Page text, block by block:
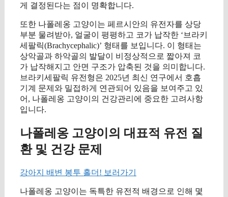
게 결정된다는 점이 명확합니다.
또한 나폴레옹 고양이는 페르시안의 유전자를 상당
부분 물려받아, 얼굴이 평평하고 코가 납작한 ‘브라키
세팔릭(Brachycephalic)’ 형태를 보입니다. 이 형태는
상악골과 하악골의 발달이 비정상적으로 짧아져 코
가 납작해지고 안면 구조가 압축된 것을 의미합니다.
브라키세팔릭 유전형은 2025년 최신 연구에서 호흡
기계 문제와 밀접하게 연관되어 있음을 보여주고 있
어, 나폴레옹 고양이의 건강관리에 중요한 고려사항
입니다.
나폴레옹 고양이의 대표적 유전 질
환 및 건강 문제
강아지 배변 봉투 홀더! 보러가기
나폴레옹 고양이는 독특한 유전적 배경으로 인해 몇